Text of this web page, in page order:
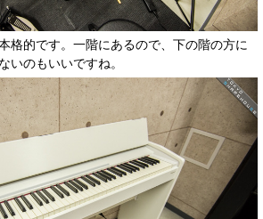
格的です。一階にあるので、下の階の方に
いのもいいですね。